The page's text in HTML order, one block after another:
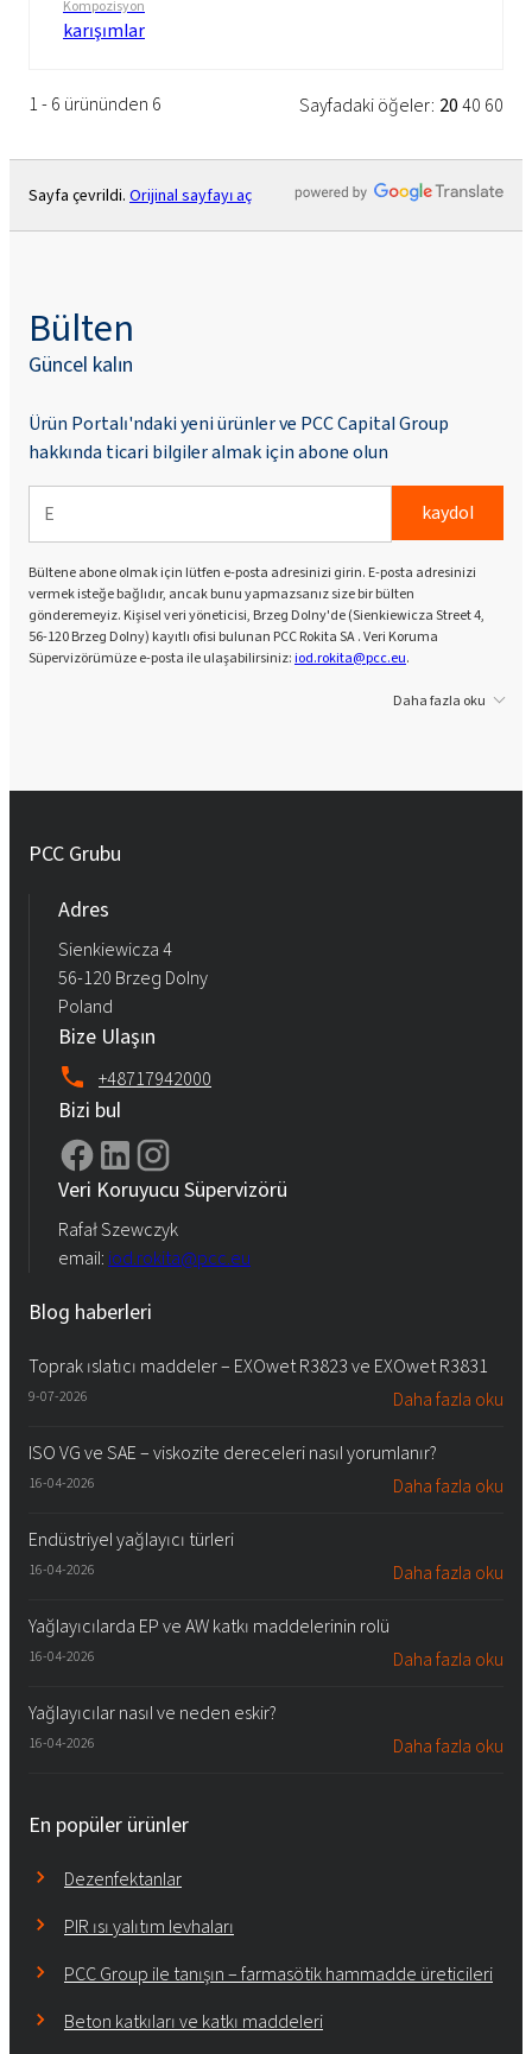
Kompozisyon
karışımlar
1 - 6 ürününden 6 Sayfadaki öğeler: 2040 60
Sayfa çevrildi. Orijinal sayfayı aç
Bülten
Güncel kalın
Ürün Portalı'ndaki yeni ürünler ve PCC Capital Group
hakkında ticari bilgiler almak için abone olun
kaydol
Bültene abone olmak için lütfen e-posta adresinizi girin. E-posta adresinizi
vermek isteğe bağlıdır, ancak bunu yapmazsanız size bir bülten
gönderemeyiz. Kişisel veri yöneticisi, Brzeg Dolny'de (Sienkiewicza Street 4,
56-120 Brzeg Dolny) kayıtlı ofisi bulunan PCC Rokita SA . Veri Koruma
Süpervizörümüze e-posta ile ulaşabilirsiniz:iod.rokita@pcc.eu.
Daha fazla oku
PCC Grubu
Adres
Sienkiewicza 4
56-120 Brzeg Dolny
Poland
Bize Ulaşın
+48717942000
Bizi bul
Veri Koruyucu Süpervizörü
Rafał Szewczyk
email: iod.rokita@pcc.eu
Blog haberleri
Toprak ıslatıcı maddeler – EXOwet R3823 ve EXOwet R3831
9-07-2026 Daha fazla oku
ISO VG ve SAE – viskozite dereceleri nasıl yorumlanır?
16-04-2026 Daha fazla oku
Endüstriyel yağlayıcı türleri
16-04-2026 Daha fazla oku
Yağlayıcılarda EP ve AW katkı maddelerinin rolü
16-04-2026 Daha fazla oku
Yağlayıcılar nasıl ve neden eskir?
16-04-2026 Daha fazla oku
En popüler ürünler
Dezenfektanlar
PIR ısı yalıtım levhaları
PCC Group ile tanışın – farmasötik hammadde üreticileri
Beton katkıları ve katkı maddeleri